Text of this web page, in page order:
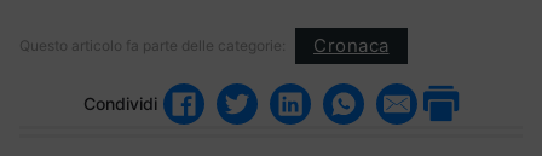
Questo articolo fa parte delle categorie: Cronaca
Condividi